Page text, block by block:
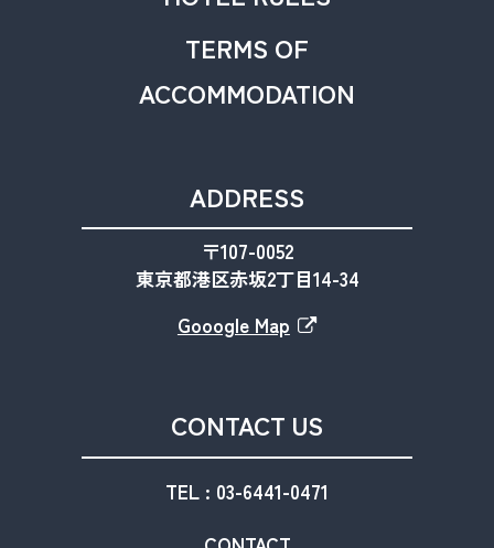
TERMS OF
ACCOMMODATION
ADDRESS
〒107-0052
東京都港区赤坂2丁目14-34
Gooogle Map
CONTACT US
TEL : 03-6441-0471